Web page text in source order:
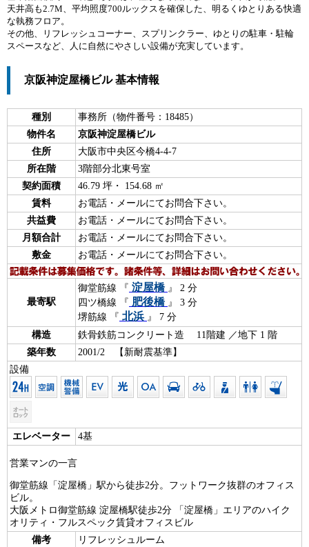
天井高も2.7M、平均照度700ルックスを確保した、明るくゆとりある快適
な執務フロア。
その他、リフレッシュコーナー、スプリンクラー、ゆとりの駐車・駐輪
スペースなど、人に自然にやさしい設備が充実しています。
京阪神淀屋橋ビル 基本情報
種別
事務所（物件番号：18485）
物件名
京阪神淀屋橋ビル
住所
大阪市中央区今橋4-4-7
所在階
3階部分北東号室
契約面積
46.79 坪・ 154.68 ㎡
賃料
お電話・メールにてお問合下さい。
共益費
お電話・メールにてお問合下さい。
月額合計
お電話・メールにてお問合下さい。
敷金
お電話・メールにてお問合下さい。
最寄駅
御堂筋線 『 淀屋橋 』 2 分
四ツ橋線 『 肥後橋 』 3 分
堺筋線 『 北浜 』 7 分
構造
鉄骨鉄筋コンクリート造 11階建 ／地下 1 階
築年数
2001/2 【新耐震基準】
設備
エレベーター 4基
営業マンの一言
御堂筋線「淀屋橋」駅から徒歩2分。フットワーク抜群のオフィス
ビル。
大阪メトロ御堂筋線 淀屋橋駅徒歩2分 「淀屋橋」エリアのハイク
オリティ・フルスペック賃貸オフィスビル
備考
リフレッシュルーム